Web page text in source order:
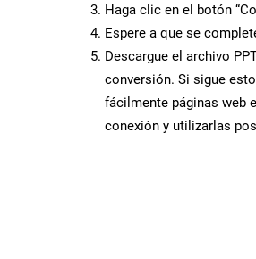
Haga clic en el botón
Espere a que se
Descargue el archivo
conversión. Si sigue
fácilmente páginas web
conexión y utilizarlas